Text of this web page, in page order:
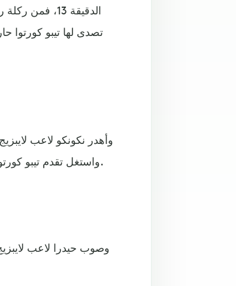
الدقيقة 13،
تصدى لها تيبو كورتوا
واستغل تقدم تيبو كورتوا وراوغه خارج منطقة الجزاء، وسدد كرة ارتطمت بالشباك الخارجية.
وصوب حيدرا لاعب